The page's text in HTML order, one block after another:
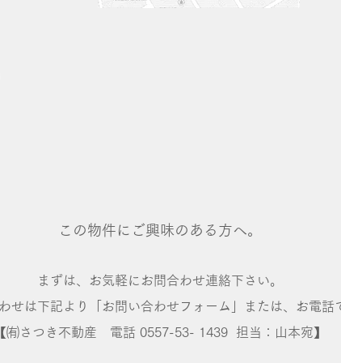
この物件にご興味のある方へ。
まずは、お気軽にお問合わせ連絡下さい。
せは下記より「お問い合わせフォーム」または、お電話
【㈲さつき不動産 ​電話 0557-53- 1439 担当：山本宛】